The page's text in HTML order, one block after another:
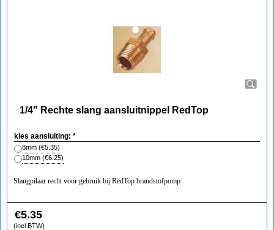
1/4" Rechte slang aansluitnippel RedTop
kies aansluiting: *
8mm (€5.35)
10mm (€6.25)
Slangpilaar recht voor gebruik bij RedTop brandstofpomp
€5.35
(incl BTW)